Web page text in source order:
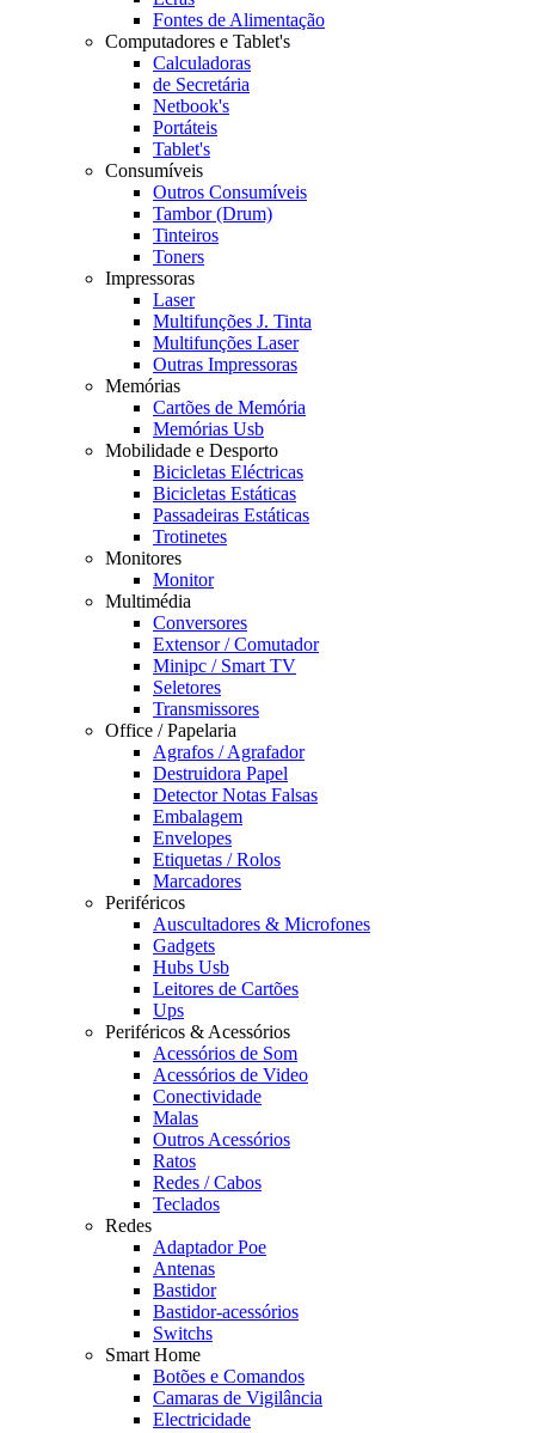
Fontes de Alimentação
Computadores e Tablet's
Calculadoras
de Secretária
Netbook's
Portáteis
Tablet's
Consumíveis
Outros Consumíveis
Tambor (Drum)
Tinteiros
Toners
Impressoras
Laser
Multifunções J. Tinta
Multifunções Laser
Outras Impressoras
Memórias
Cartões de Memória
Memórias Usb
Mobilidade e Desporto
Bicicletas Eléctricas
Bicicletas Estáticas
Passadeiras Estáticas
Trotinetes
Monitores
Monitor
Multimédia
Conversores
Extensor / Comutador
Minipc / Smart TV
Seletores
Transmissores
Office / Papelaria
Agrafos / Agrafador
Destruidora Papel
Detector Notas Falsas
Embalagem
Envelopes
Etiquetas / Rolos
Marcadores
Periféricos
Auscultadores & Microfones
Gadgets
Hubs Usb
Leitores de Cartões
Ups
Periféricos & Acessórios
Acessórios de Som
Acessórios de Video
Conectividade
Malas
Outros Acessórios
Ratos
Redes / Cabos
Teclados
Redes
Adaptador Poe
Antenas
Bastidor
Bastidor-acessórios
Switchs
Smart Home
Botões e Comandos
Camaras de Vigilância
Electricidade